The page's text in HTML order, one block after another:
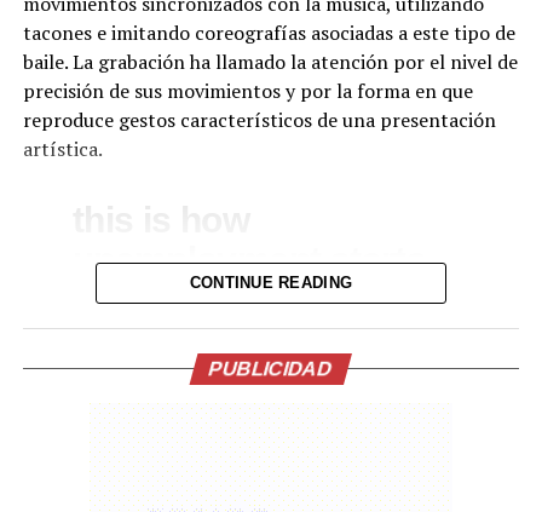
Facebook X
Me gusta esto:
tacones e imitando coreografías asociadas a este tipo de
baile. La grabación ha llamado la atención por el nivel de
precisión de sus movimientos y por la forma en que
reproduce gestos característicos de una presentación
artística.
unemployment starts
pic.twitter.com/MC3VoEY0Ir
— eternal classic
(@eternalclassic_)May
29, 2026
CONTINUE READING
PUBLICIDAD